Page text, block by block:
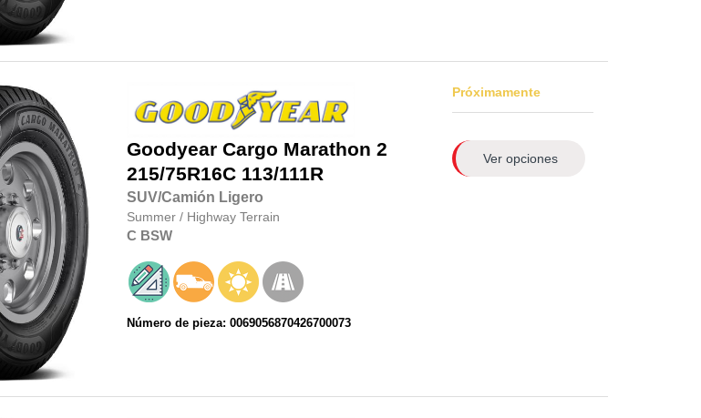
Goodyear Cargo Marathon 2
215/75R16C113/111R
SUV/Camión Ligero
Summer / Highway Terrain
C BSW
Número de pieza: 0069056870426700073
Próximamente
Ver opciones